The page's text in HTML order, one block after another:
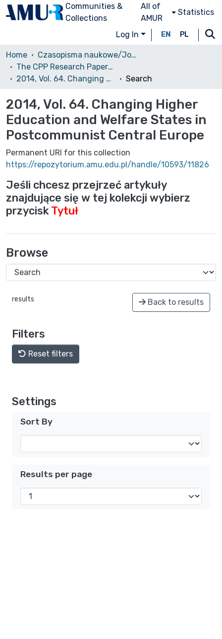
Communities &
Collections
All of
AMUR
Statistics
Log In EN PL
Home
Czasopisma naukowe/Journals
The CPP Research Papers Series (CPP RPS)
2014, Vol. 64. Changing Higher Education and Welfare States in Postcommunist Central Europe
Search
2014, Vol. 64. Changing Higher
Education and Welfare States in
Postcommunist Central Europe
Permanent URI for this collection
https://repozytorium.amu.edu.pl/handle/10593/11826
Jeśli chcesz przejrzeć artykuły
znajdujące się w tej kolekcji wybierz
przycisk Tytuł
Browse
results Back to results
Filters
Reset filters
Settings
Sort By
Results per page